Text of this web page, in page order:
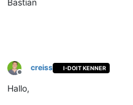
Bastian
Offline
creiss I-DOIT KENNER
Hallo,